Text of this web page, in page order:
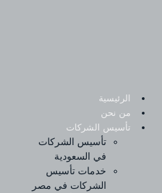
الرئيسية
من نحن
تأسيس الشركات
تأسيس الشركات
في السعودية
خدمات تأسيس
الشركات في مصر